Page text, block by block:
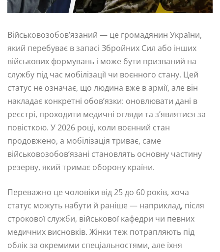
Військовозобов’язаний — це громадянин України,
який перебуває в запасі Збройних Сил або інших
військових формувань і може бути призваний на
службу під час мобілізації чи воєнного стану. Цей
статус не означає, що людина вже в армії, але він
накладає конкретні обов’язки: оновлювати дані в
реєстрі, проходити медичні огляди та з’являтися за
повісткою. У 2026 році, коли воєнний стан
продовжено, а мобілізація триває, саме
військовозобов’язані становлять основну частину
резерву, який тримає оборону країни.
Переважно це чоловіки від 25 до 60 років, хоча
статус можуть набути й раніше — наприклад, після
строкової служби, військової кафедри чи певних
медичних висновків. Жінки теж потрапляють під
облік за окремими спеціальностями, але їхня